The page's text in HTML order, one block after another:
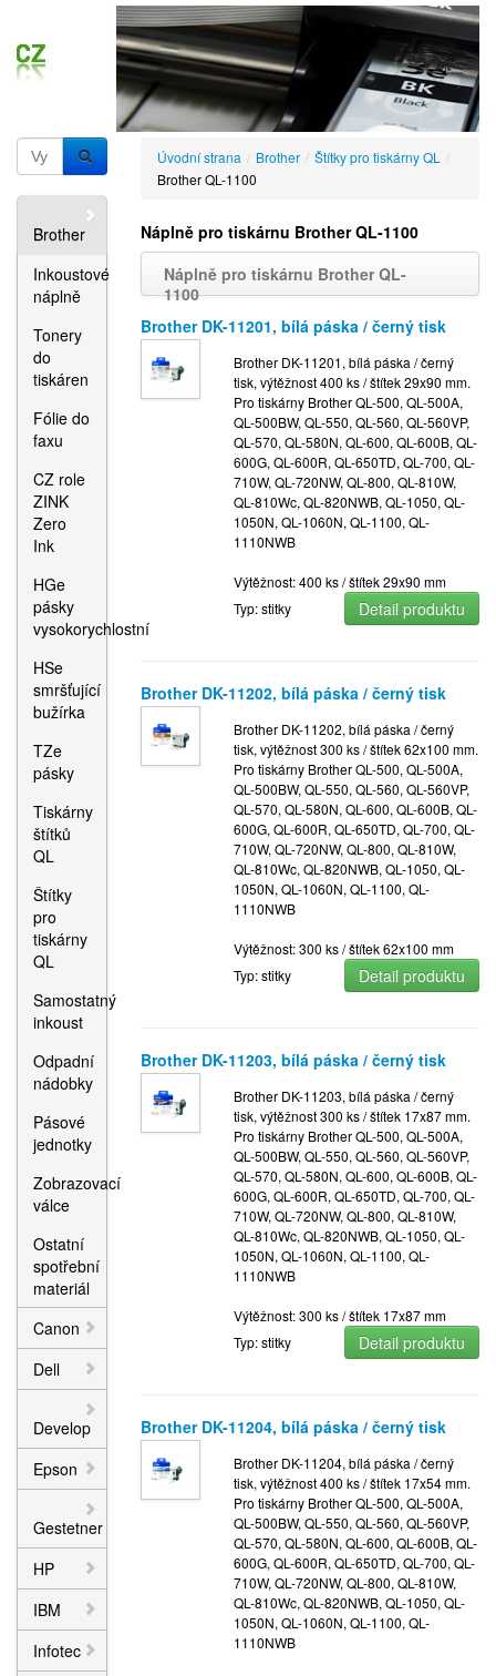
Brother
Inkoustové
náplně
Tonery
do
tiskáren
Fólie do
faxu
CZ role
ZINK
Zero
Ink
HGe
pásky
vysokorychlostní
HSe
smršťující
bužírka
TZe
pásky
Tiskárny
štítků
QL
Štítky
pro
tiskárny
QL
Samostatný
inkoust
Odpadní
nádobky
Pásové
jednotky
Zobrazovací
válce
Ostatní
spotřební
materiál
Canon
Dell
Develop
Epson
Gestetner
HP
IBM
Infotec
Úvodní strana / Brother / Štítky pro tiskárny QL /
Brother QL-1100
Náplně pro tiskárnu Brother QL-1100
Náplně pro tiskárnu Brother QL-
1100
Brother DK-11201, bílá páska / černý tisk
Brother DK-11201, bílá páska / černý
tisk, výtěžnost 400 ks / štítek 29x90 mm.
Pro tiskárny Brother QL-500, QL-500A,
QL-500BW, QL-550, QL-560, QL-560VP,
QL-570, QL-580N, QL-600, QL-600B, QL-
600G, QL-600R, QL-650TD, QL-700, QL-
710W, QL-720NW, QL-800, QL-810W,
QL-810Wc, QL-820NWB, QL-1050, QL-
1050N, QL-1060N, QL-1100, QL-
1110NWB
Výtěžnost: 400 ks / štítek 29x90 mm
Typ: stitky
Detail produktu
Brother DK-11202, bílá páska / černý tisk
Brother DK-11202, bílá páska / černý
tisk, výtěžnost 300 ks / štítek 62x100 mm.
Pro tiskárny Brother QL-500, QL-500A,
QL-500BW, QL-550, QL-560, QL-560VP,
QL-570, QL-580N, QL-600, QL-600B, QL-
600G, QL-600R, QL-650TD, QL-700, QL-
710W, QL-720NW, QL-800, QL-810W,
QL-810Wc, QL-820NWB, QL-1050, QL-
1050N, QL-1060N, QL-1100, QL-
1110NWB
Výtěžnost: 300 ks / štítek 62x100 mm
Typ: stitky
Detail produktu
Brother DK-11203, bílá páska / černý tisk
Brother DK-11203, bílá páska / černý
tisk, výtěžnost 300 ks / štítek 17x87 mm.
Pro tiskárny Brother QL-500, QL-500A,
QL-500BW, QL-550, QL-560, QL-560VP,
QL-570, QL-580N, QL-600, QL-600B, QL-
600G, QL-600R, QL-650TD, QL-700, QL-
710W, QL-720NW, QL-800, QL-810W,
QL-810Wc, QL-820NWB, QL-1050, QL-
1050N, QL-1060N, QL-1100, QL-
1110NWB
Výtěžnost: 300 ks / štítek 17x87 mm
Typ: stitky
Detail produktu
Brother DK-11204, bílá páska / černý tisk
Brother DK-11204, bílá páska / černý
tisk, výtěžnost 400 ks / štítek 17x54 mm.
Pro tiskárny Brother QL-500, QL-500A,
QL-500BW, QL-550, QL-560, QL-560VP,
QL-570, QL-580N, QL-600, QL-600B, QL-
600G, QL-600R, QL-650TD, QL-700, QL-
710W, QL-720NW, QL-800, QL-810W,
QL-810Wc, QL-820NWB, QL-1050, QL-
1050N, QL-1060N, QL-1100, QL-
1110NWB